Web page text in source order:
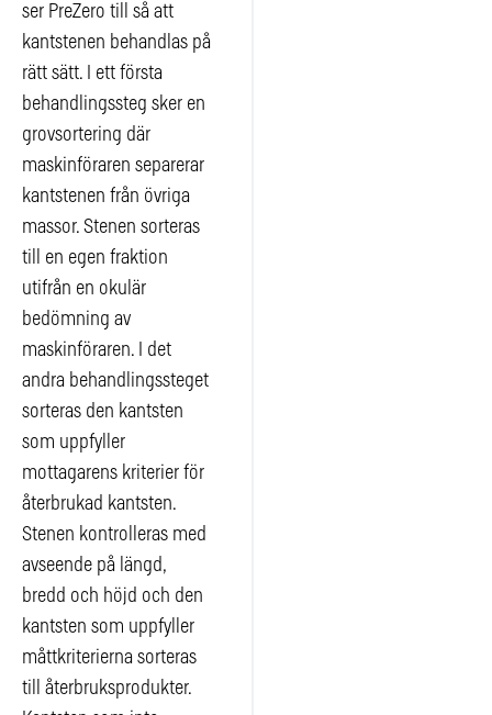
ser PreZero till så att
kantstenen behandlas på
rätt sätt. I ett första
behandlingssteg sker en
grovsortering där
maskinföraren separerar
kantstenen från övriga
massor. Stenen sorteras
till en egen fraktion
utifrån en okulär
bedömning av
maskinföraren. I det
andra behandlingssteget
sorteras den kantsten
som uppfyller
mottagarens kriterier för
återbrukad kantsten.
Stenen kontrolleras med
avseende på längd,
bredd och höjd och den
kantsten som uppfyller
måttkriterierna sorteras
till återbruksprodukter.